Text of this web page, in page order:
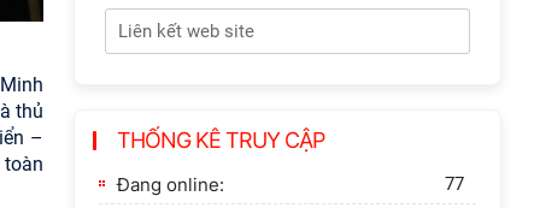
thủ
–
toàn
Chương trình khoa học và công nghệ trọng
điểm cấp Bộ
tế Việt Nam 6 tháng đầu
năm 2026: Thách thức,
động lực và triển vọng
phát triển"
THỐNG KÊ TRUY CẬP
Đang online: 77